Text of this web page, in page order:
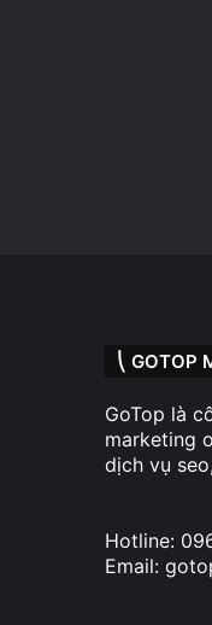
⎝ GOTOP
GoTop là
marketing
dịch vụ
Hotline:
Email: